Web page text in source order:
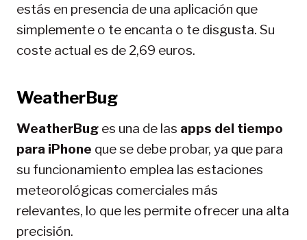
estás en presencia de una aplicación que
simplemente o te encanta o te disgusta. Su
coste actual es de 2,69 euros.
WeatherBug
WeatherBug es una de las apps del tiempo
para iPhone que se debe probar, ya que para
su funcionamiento emplea las estaciones
meteorológicas comerciales más
relevantes, lo que les permite ofrecer una alta
precisión.